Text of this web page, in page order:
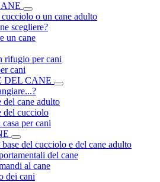
o un cane adulto
scegliere?
un cane
rifugio per cani
cani
DEL CANE
cane adulto
del cucciolo
per cani
del cucciolo e del cane adulto
del cane
al cane
dei cani